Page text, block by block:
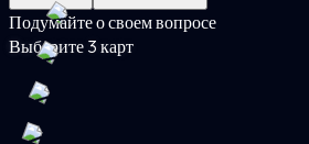
Подумайте о своем вопросе
Выберите 3 карт